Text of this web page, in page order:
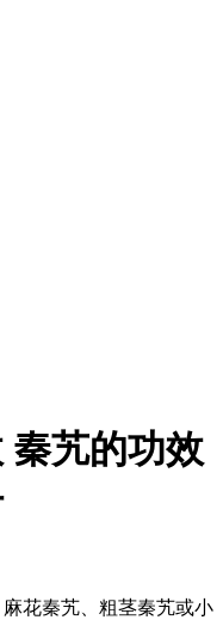
秦艽的功效
花秦艽、粗茎秦艽或小